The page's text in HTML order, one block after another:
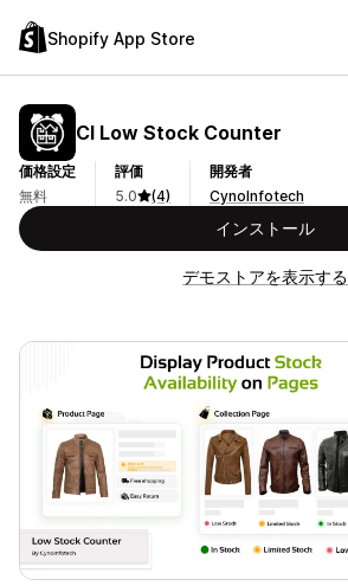
Shopify App Store
CI Low Stock Counter
価格設定
無料
評価
5.0
(4)
開発者
CynoInfotech
インストール
デモストアを表示する